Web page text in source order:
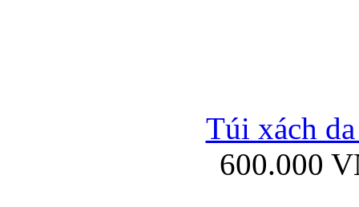
Ốp lưng
Túi xách
600.000